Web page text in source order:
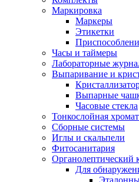
Маркировка
Маркеры
Этикетки
Часы и таймеры
Лабораторные
Выпаривание и
Выпарные
Часовые стекла
Тонкослойная
Сборные системы
Иглы и скальпели
Фитосанитария
Органолептический
Для